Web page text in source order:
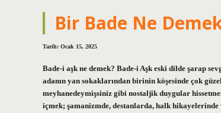
Bir Bade Ne
Tarih: Ocak 15, 2025
Bade-i aşk ne demek? Bade-i Aşk eski dilde şarap
adanın yan sokaklarından birinin köşesinde çok
meyhanedeymişsiniz gibi nostaljik duygular
içmek; şamanizmde, destanlarda, halk hikayelerinde